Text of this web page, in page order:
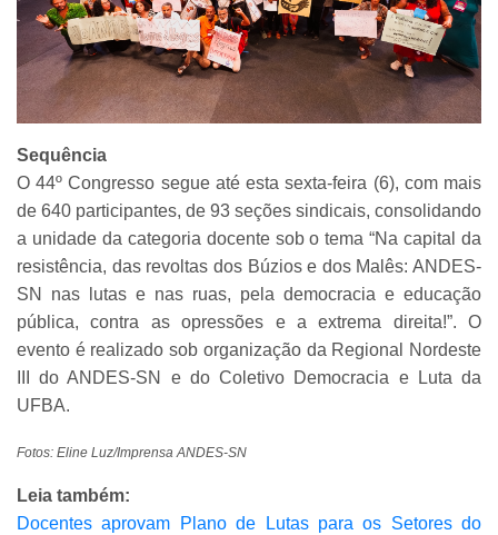
Sequência
O 44º Congresso segue até esta sexta-feira (6), com mais
de 640 participantes, de 93 seções sindicais, consolidando
a unidade da categoria docente sob o tema “Na capital da
resistência, das revoltas dos Búzios e dos Malês: ANDES-
SN nas lutas e nas ruas, pela democracia e educação
pública, contra as opressões e a extrema direita!”. O
evento é realizadosob organização da Regional Nordeste
III do ANDES-SN e do Coletivo Democracia e Luta da
UFBA.
Fotos: Eline Luz/Imprensa ANDES-SN
Leia também:
Docentes aprovam Plano de Lutas para os Setores do